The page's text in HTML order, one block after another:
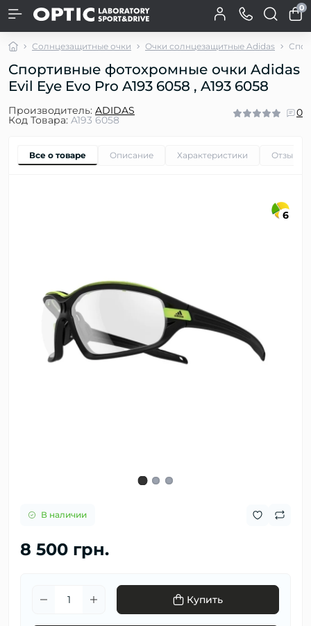
0
Солнцезащитные очки Очки солнцезащитные Adidas
Спортивные фотохромные очки Adidas
Evil Eye Evo Pro A193 6058 , A193 6058
Производитель: ADIDAS
Код Товара: A193 6058
0
Все о товаре Описание Характеристики Отзывы
6
В наличии
8 500 грн.
Купить